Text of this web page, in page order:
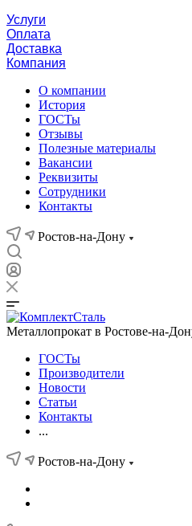
Услуги
Оплата
Доставка
Компания
О компании
История
ГОСТы
Отзывы
Полезные материалы
Вакансии
Реквизиты
Сотрудники
Контакты
Ростов-на-Дону
Металлопрокат в Ростове-на-
ГОСТы
Производители
Новости
Статьи
Контакты
...
Ростов-на-Дону